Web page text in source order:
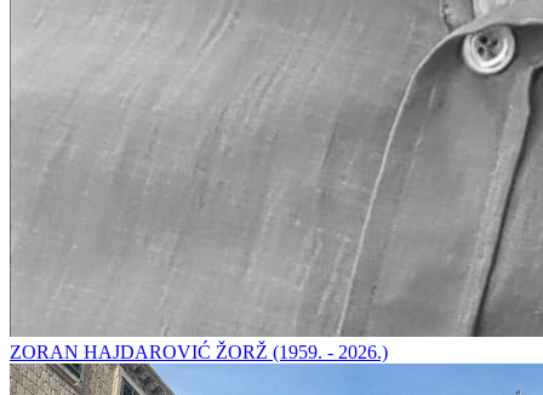
ZORAN HAJDAROVIĆ ŽORŽ (1959. - 2026.)